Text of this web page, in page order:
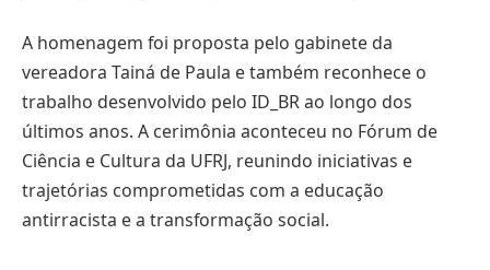
A homenagem foi proposta pelo gabinete da
vereadora Tainá de Paula e também reconhece o
trabalho desenvolvido pelo ID_BR ao longo dos
últimos anos. A cerimônia aconteceu no Fórum de
Ciência e Cultura da UFRJ, reunindo iniciativas e
trajetórias comprometidas com a educação
antirracista e a transformação social.